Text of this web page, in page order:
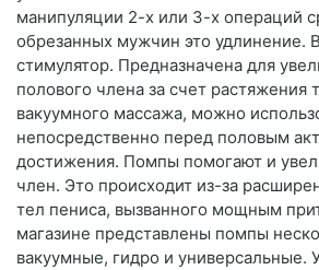
манипуляции 2-х или 3-х операций
обрезанных мужчин это удлинение.
стимулятор. Предназначена для
полового члена за счет растяжения
вакуумного массажа, можно
непосредственно перед половым
достижения. Помпы помогают и
член. Это происходит из-за
тел пениса, вызванного мощным
магазине представлены помпы
вакуумные, гидро и универсальные.